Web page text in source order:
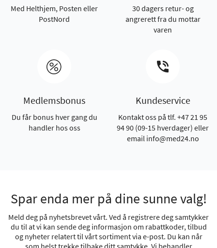
Med Helthjem, Posten eller
PostNord
30 dagers retur- og
angrerett fra du mottar
varen
Medlemsbonus
Du får bonus hver gang du
handler hos oss
Kundeservice
Kontakt oss på tlf. +47 21 95
94 90 (09-15 hverdager) eller
email info@med24.no
Spar enda mer på dine sunne valg!
Meld deg på nyhetsbrevet vårt. Ved å registrere deg samtykker
du til at vi kan sende deg informasjon om rabattkoder, tilbud
og nyheter relatert til vårt sortiment via e-post. Du kan når
som helst trekke tilbake ditt samtykke. Vi behandler